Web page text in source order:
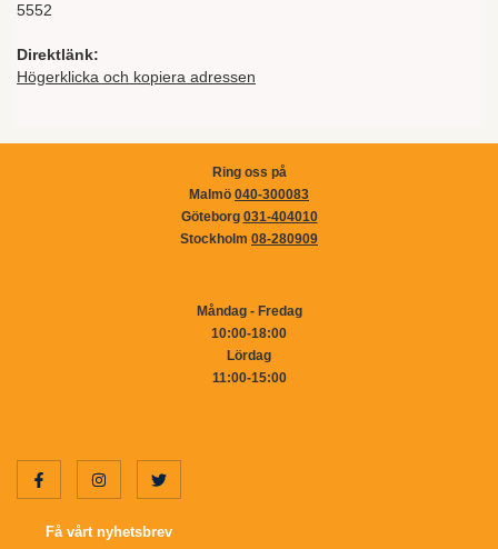
5552
Direktlänk:
Högerklicka och kopiera adressen
Ring oss på
Malmö 040-300083
Göteborg 031-404010
Stockholm 08-280909
Måndag - Fredag
10:00-18:00
Lördag
11:00-15:00
Få vårt nyhetsbrev